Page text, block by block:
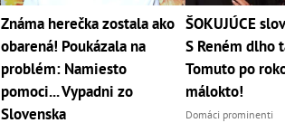
Známa herečka zostala ako
obarená! Poukázala na
problém: Namiesto
pomoci... Vypadni zo
Slovenska
ŠOKUJÚCE
S Reném dlho
Tomuto po
málokto!
Domáci prominenti